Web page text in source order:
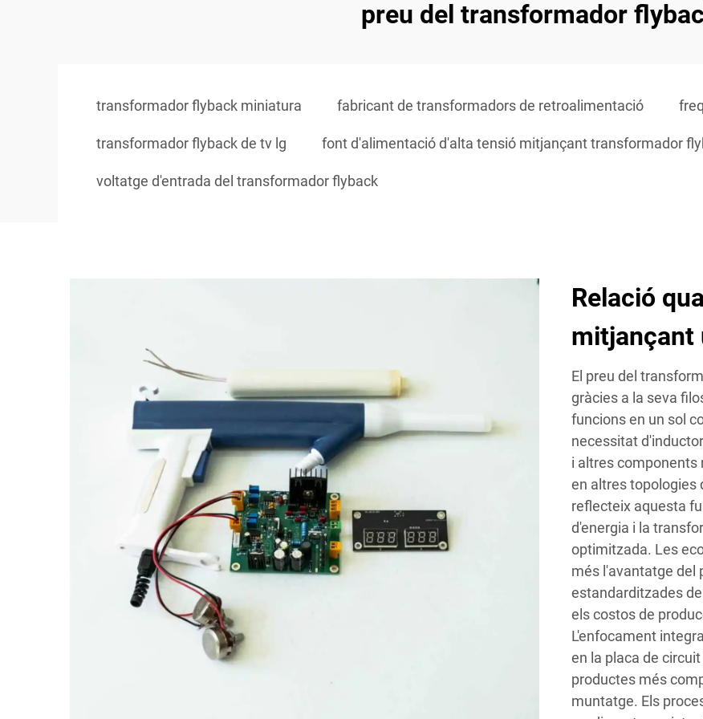
preu del transformador
transformador flyback miniatura fabricant de transformadors de retroalimentació
transformador flyback de tv lg font d'alimentació d'alta tensió mitjançant transformador
voltatge d'entrada del transformador flyback
Relació
mitjançant
El preu del
gràcies a la seva
funcions en un sol
necessitat
i altres
en altres topologies
reflecteix aquesta
d'energia i la
optimitzada. Les
més l'avantatge del
estandarditzades
els costos de
L'enfocament
en la placa de
productes més
muntatge. Els